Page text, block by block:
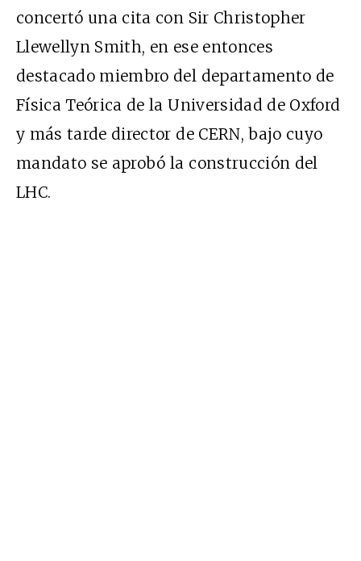
concertó una cita con Sir Christopher
Llewellyn Smith, en ese entonces
destacado miembro del departamento de
Física Teórica de la Universidad de Oxford
y más tarde director de CERN, bajo cuyo
mandato se aprobó la construcción del
LHC.